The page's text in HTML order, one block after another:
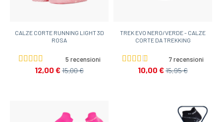
CALZE CORTE RUNNING LIGHT 3D
ROSA
5 recensioni
12,00 €15,00 €
TREK EVO NERO/VERDE - CALZE
CORTE DA TREKKING
7 recensioni
10,00 €15,95 €